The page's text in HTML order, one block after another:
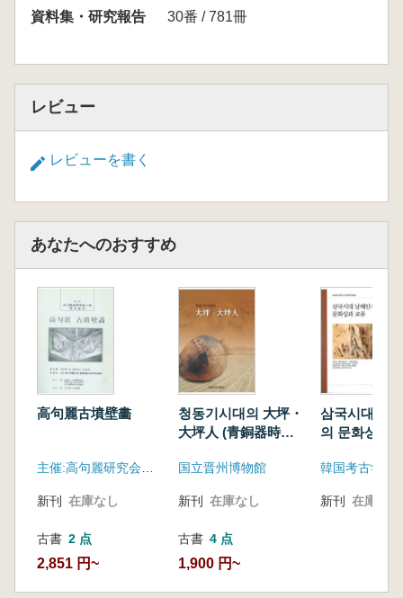
資料集・研究報告
30番 / 781冊
レビュー
レビューを書く
あなたへのおすすめ
高句麗古墳壁畵
主催:高句麗研究会、学習院大学、東洋文化研究所、在日本朝鮮歴史考古学協会
新刊 在庫なし
古書 2 点
2,851 円~
청동기시대의 大坪・
大坪人 (青銅器時代
国立晋州博物館
新刊 在庫なし
古書 4 点
1,900 円~
삼국시대 남
의 문화상과
文化像と交
韓国考古学会
新刊 在庫なし